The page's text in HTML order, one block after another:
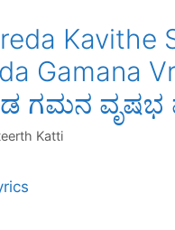
Kavithe
Gamana
ಗಮನ ವೃಷಭ
Katti